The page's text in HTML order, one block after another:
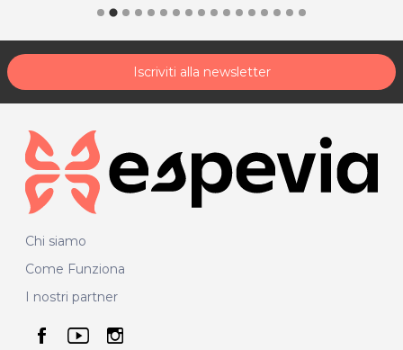
Iscriviti alla newsletter
Chi siamo
Come Funziona
I nostri partner
seguici su facebook
seguici su youtube
seguici su instagram